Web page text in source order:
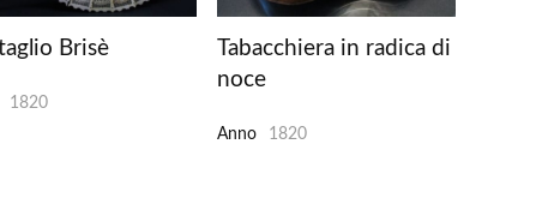
Brisè
1820
Tabacchiera in radica di
noce
Anno 1820